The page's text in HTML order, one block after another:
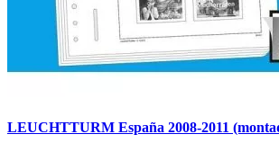
LEUCHTTURM España 2008-2011